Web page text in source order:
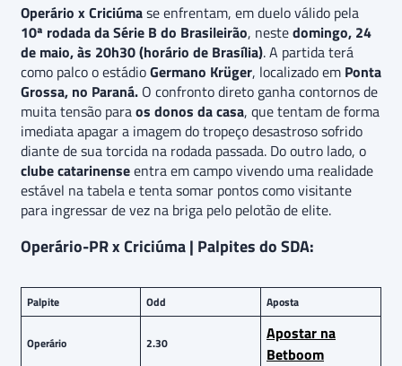
Operário x Criciúmase enfrentam, em duelo válido pela
10ª rodada da Série B do Brasileirão, nestedomingo, 24
de maio, às 20h30 (horário de Brasília). A partida terá
como palco o estádioGermano Krüger, localizado em Ponta
Grossa, no Paraná. O confronto direto ganha contornos de
muita tensão paraos donos da casa, que tentam de forma
imediata apagar a imagem do tropeço desastroso sofrido
diante de sua torcida na rodada passada. Do outro lado, o
clube catarinenseentra em campo vivendo uma realidade
estável na tabela e tenta somar pontos como visitante
para ingressar de vez na briga pelo pelotão de elite.
Operário-PR x Criciúma | Palpites do SDA:
Palpite Odd Aposta
Operário 2.30
Apostar na
Betboom